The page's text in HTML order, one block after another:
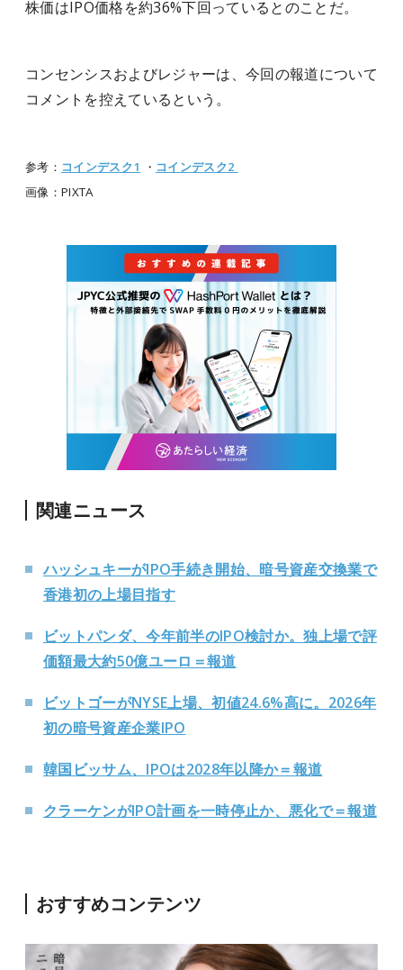
株価はIPO価格を約36%下回っているとのことだ。
コンセンシスおよびレジャーは、今回の報道について
コメントを控えているという。
参考： コインデスク1 ・ コインデスク2
画像：PIXTA
関連ニュース
ハッシュキーがIPO手続き開始、暗号資産交換業で
香港初の上場目指す
ビットパンダ、今年前半のIPO検討か。独上場で評
価額最大約50億ユーロ＝報道
ビットゴーがNYSE上場、初値24.6%高に。2026年
初の暗号資産企業IPO
韓国ビッサム、IPOは2028年以降か＝報道
クラーケンがIPO計画を一時停止か、悪化で＝報道
おすすめコンテンツ